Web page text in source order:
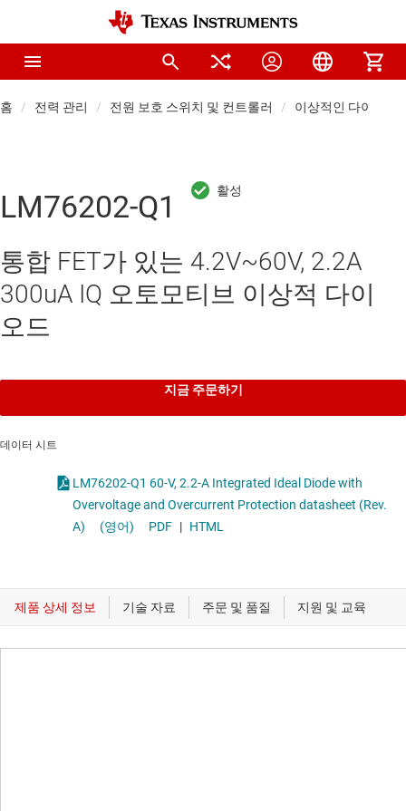
홈 전력 관리 전원 보호 스위치 및 컨트롤러 이상적인 다이오드
LM76202-Q1
통합 FET가 있는 4.2V~60V, 2.2A
300uA IQ 오토모티브 이상적 다이
오드
지금 주문하기
데이터 시트
LM76202-Q1 60-V, 2.2-A Integrated Ideal Diode with
Overvoltage and Overcurrent Protection datasheet (Rev.
A)
(영어) PDF | HTML